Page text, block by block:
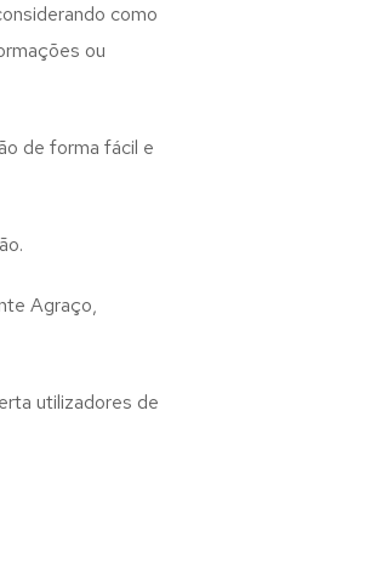
como
ou
de forma fácil e
Agraço,
utilizadores de